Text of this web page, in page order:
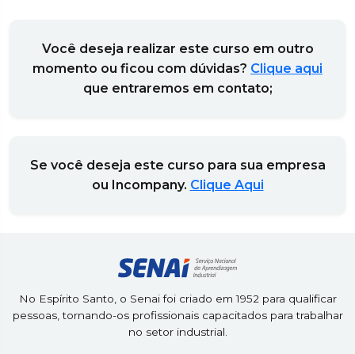
Você deseja realizar este curso em outro
momento ou ficou com dúvidas? Clique aqui
que entraremos em contato;
Se você deseja este curso para sua empresa
ou Incompany. Clique Aqui
No Espírito Santo, o Senai foi criado em 1952 para qualificar
pessoas, tornando-os profissionais capacitados para trabalhar
no setor industrial.